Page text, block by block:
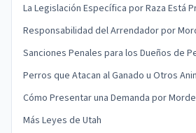
La Legislación Específica por Raza Está
Responsabilidad del Arrendador por
Sanciones Penales para los Dueños de
Perros que Atacan al Ganado u Otros
Cómo Presentar una Demanda por
Más Leyes de Utah